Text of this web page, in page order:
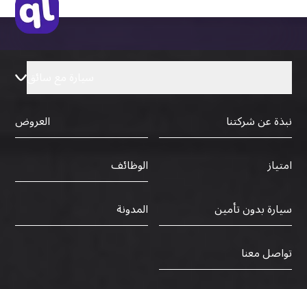
نبذة عن شركتنا
العروض
امتياز
الوظائف
سيارة بدون تأمين
المدونة
تواصل معنا